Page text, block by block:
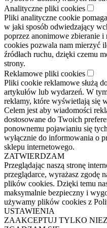
Analityczne pliki cookies
Pliki analityczne cookie
w jaki sposób odwiedzający
poprzez anonimowe zbieranie
cookies pozwala nam mierzyć
źródłach ruchu, dzięki czemu
strony.
Reklamowe pliki cookies
Pliki cookie reklamowe służą
artykułów lub wydarzeń. W
reklamy, które wyświetlają się
Celem jest aby wiadomości
dostosowane do Twoich
ponownemu pojawianiu się
wyłącznie do informowania o
sklepu internetowego.
ZATWIERDZAM
Przeglądając naszą stronę
przeglądarce, wyrażasz zgodę
plików cookies. Dzięki temu
maksymalnie bezpieczny i
używamy plików cookies z
USTAWIENIA
ZAAKCEPTUJ TYLKO